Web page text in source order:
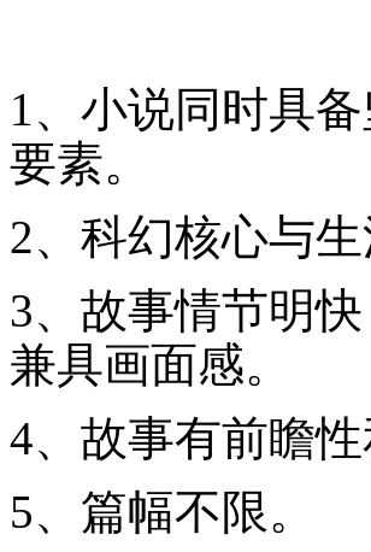
1、小说同时具
要素。
2、科幻核心与
3、故事情节明
兼具画面感。
4、故事有前瞻
5、篇幅不限。